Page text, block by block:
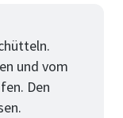
und vom
Den